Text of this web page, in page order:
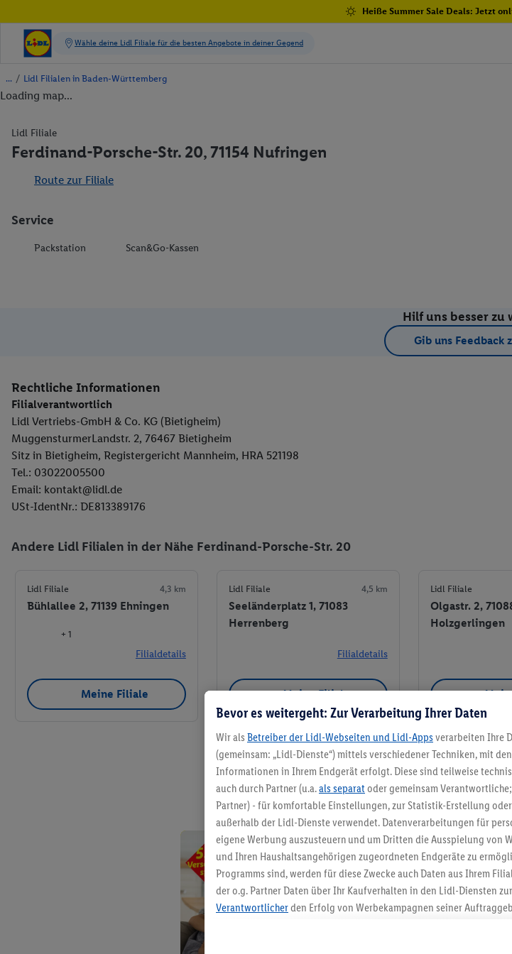
Heiße Summer Sale Deals: Jetzt
/ Lidl Filialen in Baden-Württemberg
Loading map...
Lidl Filiale
Ferdinand-Porsche-Str. 20, 71154 Nufringen
Route zur Filiale
Service
Packstation Scan&Go-Kassen
Hilf uns besser zu
Gib uns Feedback
Rechtliche Informationen
Filialverantwortlich
Lidl Vertriebs-GmbH & Co. KG (Bietigheim)
MuggensturmerLandstr. 2, 76467 Bietigheim
Sitz in Bietigheim, Registergericht Mannheim, HRA 521198
Tel.: 03022005500
Email: kontakt@lidl.de
USt-IdentNr.: DE813389176
Andere Lidl Filialen in der Nähe Ferdinand-Porsche-Str. 20
Lidl Filiale 4,3 km
Bühlallee 2, 71139 Ehningen
+ 1
Filialdetails
Meine Filiale
Lidl Filiale 4,5 km
Seeländerplatz 1, 71083
Herrenberg
Filialdetails
Meine Filiale
Lidl Filiale
Olgastr. 2,
Holzgerlingen
Meine
5.95
Bevor es weitergeht: Zur Verarbeitung Ihrer Daten
Wir als Betreiber der Lidl-Webseiten und Lidl-Apps verarbeiten Ihre
(gemeinsam: „Lidl-Dienste“) mittels verschiedener Techniken, mit
Informationen in Ihrem Endgerät erfolgt. Diese sind teilweise
auch durch Partner (u.a.als separat oder gemeinsam
Partner) - für komfortable Einstellungen, zur Statistik-Erstellung
außerhalb der Lidl-Dienste verwendet. Datenverarbeitungen für
eigene Werbung auszusteuern und um Dritten die Ausspielung von
und Ihren Haushaltsangehörigen zugeordneten Endgeräte zu
Programms sind, werden für diese Zwecke auch Daten aus Ihrem
der o.g. Partner Daten über Ihr Kaufverhalten in den Lidl-Diensten
Verantwortlicherden Erfolg von Werbekampagnen seiner
angereicherten Profilen. Dies umfasst die Zusammenführung von